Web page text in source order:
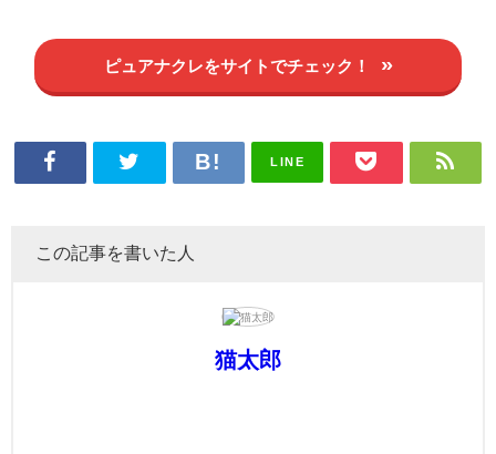
ピュアナクレをサイトでチェック！
LINE
この記事を書いた人
猫太郎